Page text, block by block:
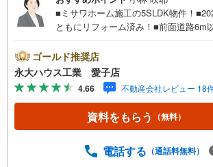
■ミサワホーム施工の5SLDK物件！
ともにリフォーム済み！■前面道路6m
多数店舗で展開中！こちらでは当社の
けてご紹介！1.＜豊富な不動産知識＞
土地...と種別を問わず不動産を取り扱
教育施設や商業施設、子育て環境や行
総合し、お客様により良い物件選びを
っかりとサポートさせて頂きます。2.
ム】など住宅に関する様々なご質問は
ゴールド推奨店
永大ハウス工業 愛子店
4.66 不動産会社レビュー 18
資料をもらう （無料）
電話する （通話料無料）